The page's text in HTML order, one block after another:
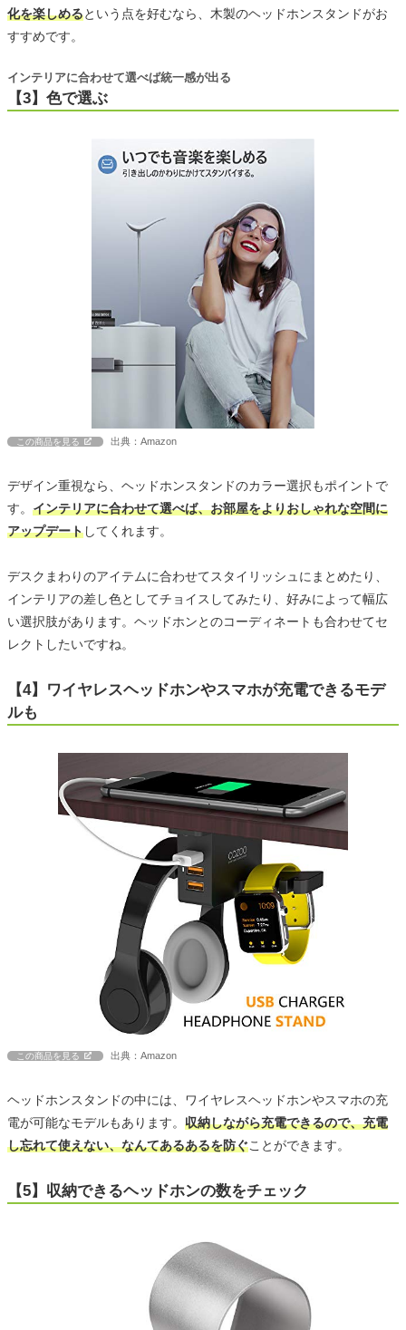
化を楽しめるという点を好むなら、木製のヘッドホンスタンドがお
すすめです。
【3】色で選ぶ
インテリアに合わせて選べば統一感が出る
この商品を見る 出典：Amazon
デザイン重視なら、ヘッドホンスタンドのカラー選択もポイントで
す。 インテリアに合わせて選べば、お部屋をよりおしゃれな空間に
アップデートしてくれます。
デスクまわりのアイテムに合わせてスタイリッシュにまとめたり、
インテリアの差し色としてチョイスしてみたり、好みによって幅広
い選択肢があります。ヘッドホンとのコーディネートも合わせてセ
レクトしたいですね。
【4】ワイヤレスヘッドホンやスマホが充電できるモデ
ルも
この商品を見る 出典：Amazon
ヘッドホンスタンドの中には、ワイヤレスヘッドホンやスマホの充
電が可能なモデルもあります。 収納しながら充電できるので、充電
し忘れて使えない、なんてあるあるを防ぐことができます。
【5】収納できるヘッドホンの数をチェック